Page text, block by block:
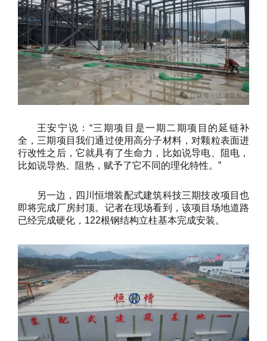
王安宁说：“三期项目是一期二期项目的延链补
全，三期项目我们通过使用高分子材料，对颗粒表面进
行改性之后，它就具有了生命力，比如说导电、阻电，
比如说导热、阻热，赋予了它不同的理化特性。”
另一边，四川恒增装配式建筑科技三期技改项目也
即将完成厂房封顶。记者在现场看到，该项目场地道路
已经完成硬化，122根钢结构立柱基本完成安装。